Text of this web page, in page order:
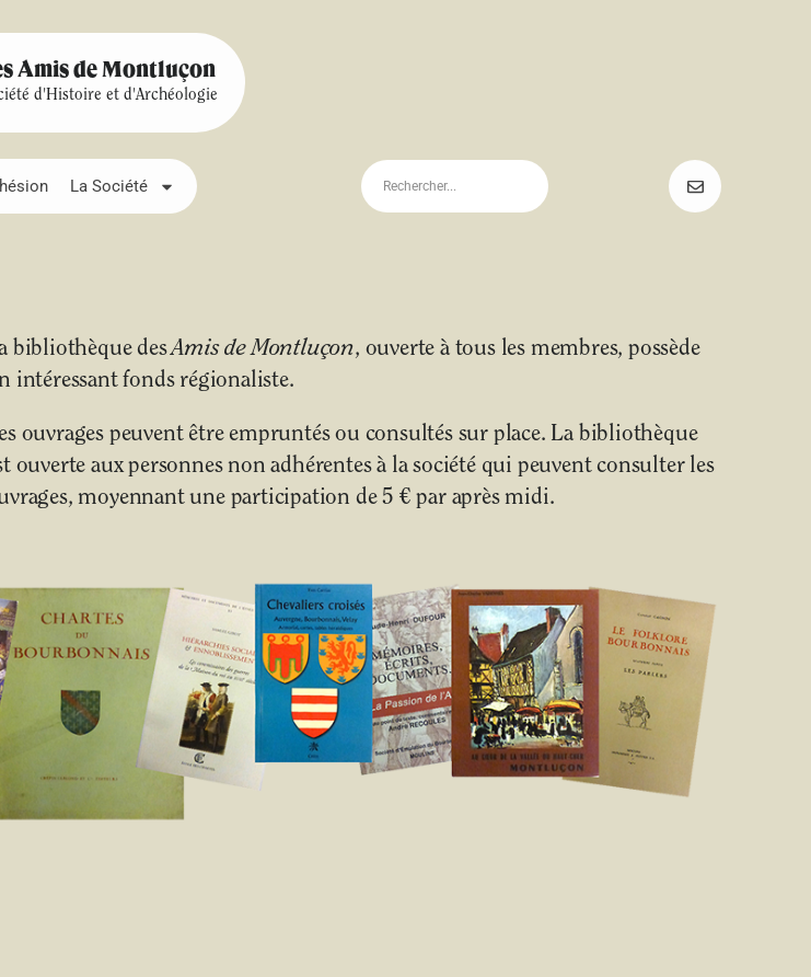
Amis de Montluçon
d'Histoire et d'Archéologie
La Société
bibliothèque desAmis de Montluçon, ouverte à tous les membres, possède
intéressant fonds régionaliste.
ouvrages peuvent être empruntés ou consultés sur place. La bibliothèque
ouverte aux personnes non adhérentes à la société qui peuvent consulter les
moyennant une participation de 5 € par après midi.